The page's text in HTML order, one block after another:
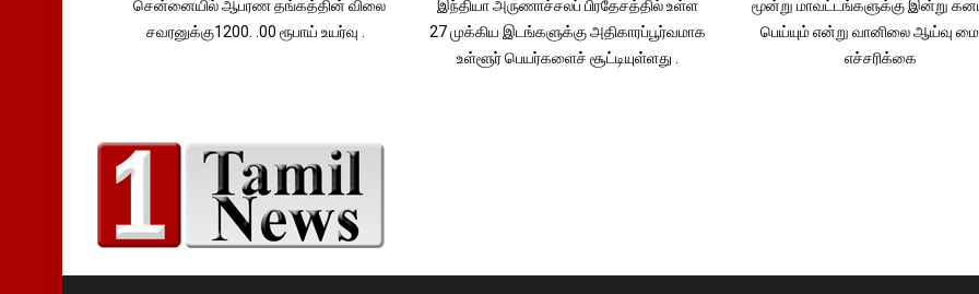
சென்னையில் ஆபரண தங்கத்தின் விலை
சவரனுக்கு1200. .00 ரூபாய் உயர்வு .
இந்தியா அருணாச்சலப் பிரதேசத்தில் உள்ள
27 முக்கிய இடங்களுக்கு அதிகாரப்பூர்வமாக
உள்ளூர் பெயர்களைச் சூட்டியுள்ளது .
மூன்று மாவட்டங்களுக்கு இன்று
பெய்யும் என்று வானிலை ஆய்வு
எச்சரிக்கை